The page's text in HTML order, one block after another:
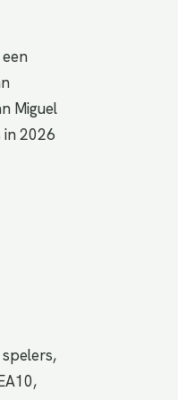
Miguel
in 2026